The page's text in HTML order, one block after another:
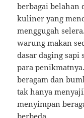
berbagai belahan
kuliner yang
menggugah
warung makan
dasar daging
para
beragam dan
tak hanya
menyimpan